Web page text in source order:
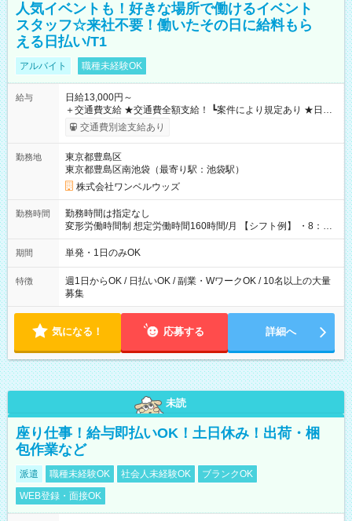
人気イベントも！好きな場所で働けるイベント
スタッフ☆来社不要！働いたその日に給料もら
える日払い/T1
アルバイト 職種未経験OK
給与
日給13,000円～
＋交通費支給 ★交通費全額支給！ ┗案件により規定あり ★日払
いOK！（規定あり） ┗働いたその日に現金GET♪ お仕事後はコ
ンビニATMから 日払い分を引き落とせます！ 【試用期間】試
交通費別途支給あり
勤務地
東京都豊島区
東京都豊島区南池袋（最寄り駅：池袋駅）
株式会社ワンベルウッズ
勤務時間
勤務時間は指定なし
変形労働時間制 想定労働時間160時間/月 【シフト例】 ・8：00
～21：00
期間 単発・1日のみOK
特徴
週1日からOK / 日払いOK / 副業・WワークOK / 10名以上の大量
募集
気になる！ 応募する 詳細へ
未読
座り仕事！給与即払いOK！土日休み！出荷・梱
包作業など
派遣 職種未経験OK 社会人未経験OK
ブランクOK
WEB登録・面接OK